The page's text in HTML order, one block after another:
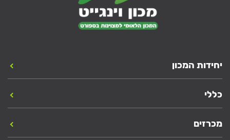
יחידות המכון
כללי
מכרזים